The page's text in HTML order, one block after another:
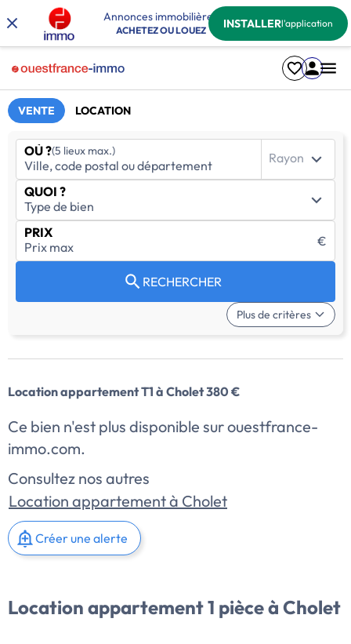
Annonces immobilières
ACHETEZ OU LOUEZ INSTALLERl'application
VENTE LOCATION
OÙ ?(5 lieux max.) Rayon
QUOI ?
PRIX
€
RECHERCHER
Plus de critères
Location appartement T1 à Cholet 380 €
Ce bien n'est plus disponible sur ouestfrance-
immo.com.
Consultez nos autres
Location appartement à Cholet
Créer une alerte
Location appartement 1 pièce à Cholet